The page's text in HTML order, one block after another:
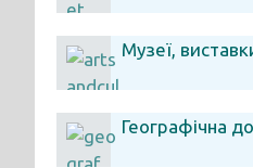
Музеї,
Географічна